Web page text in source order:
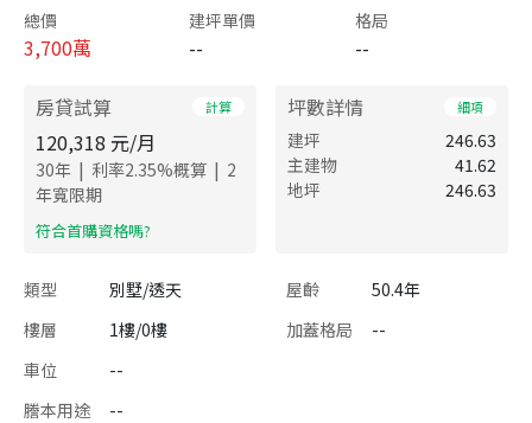
總價
3,700萬
建坪單價
--
格局
--
房貸試算 計算
120,318 元/月
30年 | 利率2.35%概算 | 2
年寬限期
​符合首購資格嗎?
坪數詳情 細項
建坪
246.63
主建物
41.62
地坪
246.63
類型 別墅/透天 屋齡
50.4年
樓層
1樓/0樓 加蓋格局
--
車位
--
謄本用途
--